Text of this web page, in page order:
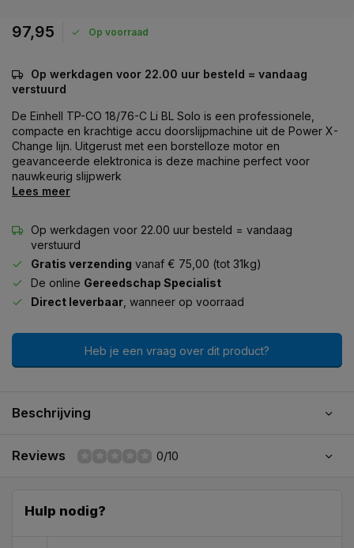
97,95 Op voorraad
Op werkdagen voor 22.00 uur besteld = vandaag
verstuurd
De Einhell TP-CO 18/76-C Li BL Solo is een professionele,
compacte en krachtige accu doorslijpmachine uit de Power X-
Change lijn. Uitgerust met een borstelloze motor en
geavanceerde elektronica is deze machine perfect voor
nauwkeurig slijpwerk
Lees meer
Op werkdagen voor 22.00 uur besteld = vandaag
verstuurd
Gratis verzending vanaf € 75,00 (tot 31kg)
De online Gereedschap Specialist
Direct leverbaar , wanneer op voorraad
Heb je een vraag over dit product?
Beschrijving
Reviews 0/10
Hulp nodig?